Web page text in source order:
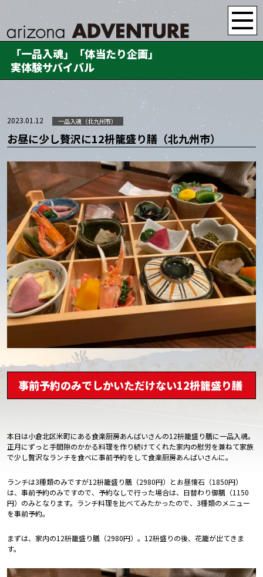
「一品入魂」「体当たり企画」
実体験サバイバル
2023.01.12 一品入魂（北九州市）
お昼に少し贅沢に12枡籠盛り膳（北九州市）
事前予約のみでしかいただけない12枡籠盛り膳
本日は小倉北区米町にある食楽厨房あんばいさんの12枡籠盛り膳に一品入魂。
正月にずっと手間隙のかかる料理を作り続けてくれた家内の慰労を兼ねて家族
で少し贅沢なランチを食べに事前予約をして食楽厨房あんばいさんに。
ランチは3種類のみですが12枡籠盛り膳（2980円）とお昼懐石（1850円）
は、事前予約のみですので、予約なしで行った場合は、日替わり御膳（1150
円）のみとなります。ランチ料理を比べてみたかったので、3種類のメニュー
を事前予約。
まずは、家内の12枡籠盛り膳（2980円）。12枡盛りの後、花籠が出てきま
す。